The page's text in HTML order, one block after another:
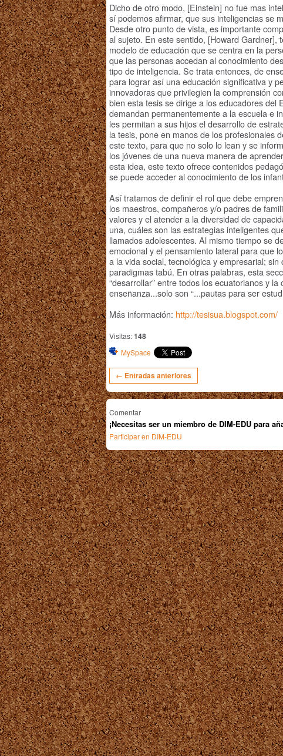
Dicho de otro modo, [Einstein] no fue mas
sí podemos afirmar, que sus inteligencias se
Desde otro punto de vista, es importante
al sujeto. En este sentido, [Howard Gardner],
modelo de educación que se centra en la
que las personas accedan al conocimiento
tipo de inteligencia. Se trata entonces, de
para lograr así una educación significativa y
innovadoras que privilegien la comprensión
bien esta tesis se dirige a los educadores
demandan permanentemente a la escuela e
les permitan a sus hijos el desarrollo de
la tesis, pone en manos de los profesionales
este texto, para que no solo lo lean y se
los jóvenes de una nueva manera de
esta idea, este texto ofrece contenidos
se puede acceder al conocimiento de los
Así tratamos de definir el rol que debe
los maestros, compañeros y/o padres de
valores y el atender a la diversidad de
una, cuáles son las estrategias inteligentes
llamados adolescentes. Al mismo tiempo se
emocional y el pensamiento lateral para que
a la vida social, tecnológica y empresarial;
paradigmas tabú. En otras palabras, esta
“desarrollar” entre todos los ecuatorianos y
enseñanza...solo son “...pautas para ser
Más información: http://tesisua.blogspot.com/
Visitas:148
MySpace
← Entradas anteriores
Comentar
¡Necesitas ser un miembro de DIM-EDU para
Participar en DIM-EDU